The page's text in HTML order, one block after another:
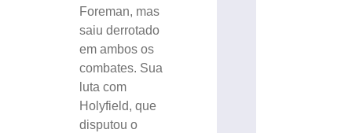
Foreman, mas
saiu derrotado
em ambos os
combates. Sua
luta com
Holyfield, que
disputou o